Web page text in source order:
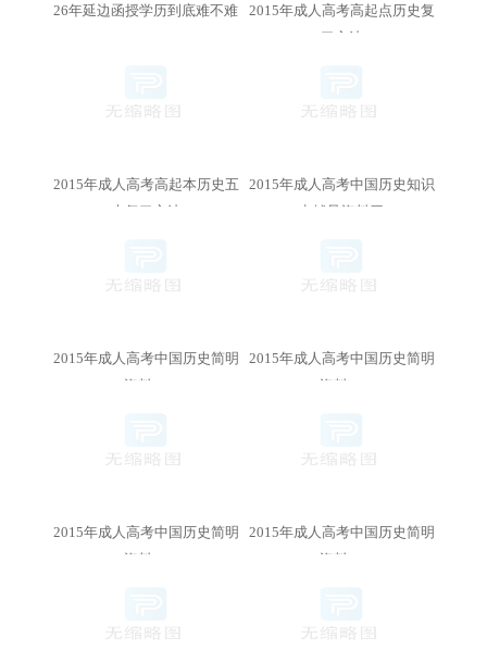
26年延边函授学历到底难不难
2015年成人高考高起点历史复
习方法
2015年成人高考高起本历史五
大复习方法
2015年成人高考中国历史知识
点辅导资料四
2015年成人高考中国历史简明
资料(7)
2015年成人高考中国历史简明
资料(6)
2015年成人高考中国历史简明
资料(5)
2015年成人高考中国历史简明
资料(4)